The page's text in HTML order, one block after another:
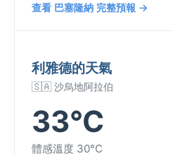
查看 巴塞隆納 完整預報 →
利雅德的天氣
🇸🇦 沙烏地阿拉伯
33°C
體感溫度 30°C